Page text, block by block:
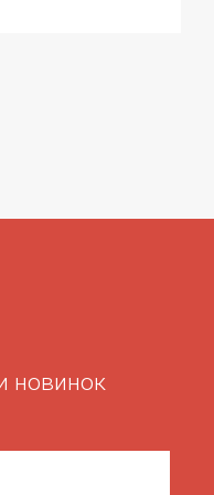
новинок